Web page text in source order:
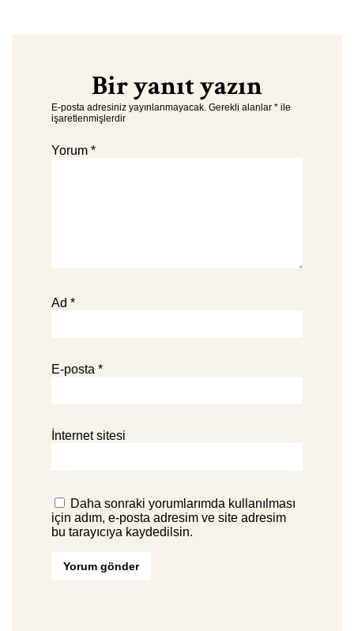
Bir yanıt yazın
E-posta adresiniz yayınlanmayacak. Gerekli alanlar * ile
işaretlenmişlerdir
Yorum *
Ad *
E-posta *
İnternet sitesi
Daha sonraki yorumlarımda kullanılması
için adım, e-posta adresim ve site adresim
bu tarayıcıya kaydedilsin.